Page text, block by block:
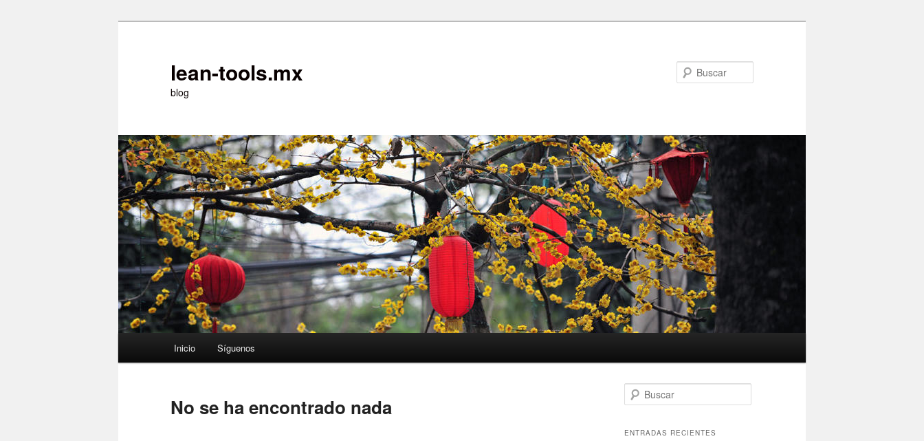
lean-tools.mx
blog
Inicio Síguenos
No se ha encontrado nada
u
c
ENTRADAS RECIENTES